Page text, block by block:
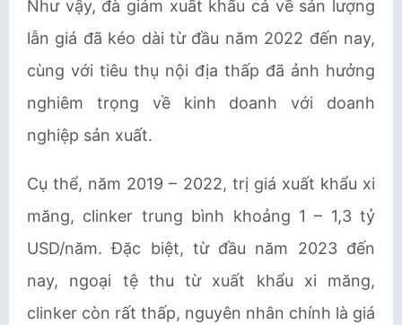
Như vậy, đà giảm xuất khẩu cả về sản lượng
lẫn giá đã kéo dài từ đầu năm 2022 đến nay,
cùng với tiêu thụ nội địa thấp đã ảnh hưởng
nghiêm trọng về kinh doanh với doanh
nghiệp sản xuất.
Cụ thể, năm 2019 – 2022, trị giá xuất khẩu xi
măng, clinker trung bình khoảng 1 – 1,3 tỷ
USD/năm. Đặc biệt, từ đầu năm 2023 đến
nay, ngoại tệ thu từ xuất khẩu xi măng,
clinker còn rất thấp, nguyên nhân chính là giá